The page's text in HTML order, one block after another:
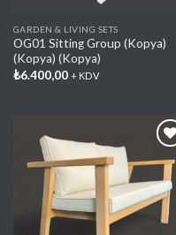
GARDEN & LIVING SETS
OG01 Sitting Group (Kopya)
(Kopya) (Kopya)
₺6.400,00 + KDV
Add My
Favorite